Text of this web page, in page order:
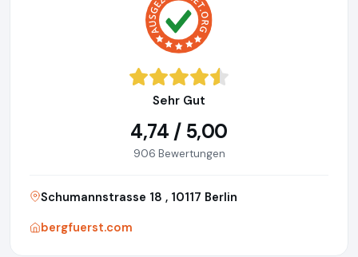
Sehr Gut
4,74 / 5,00
906 Bewertungen
Schumannstrasse 18 , 10117 Berlin
bergfuerst.com